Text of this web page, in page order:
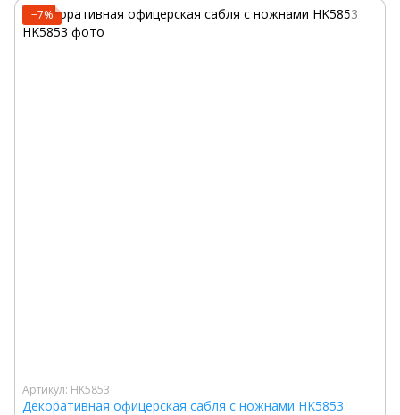
−7%
Артикул: HK5853
Декоративная офицерская сабля с ножнами HK5853